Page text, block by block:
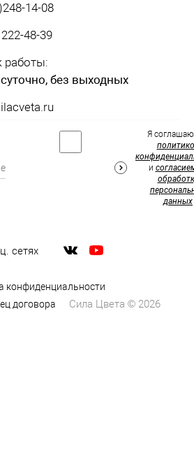
14-08
48-39
работы:
без выходных
сетях
Я
и
данных
конфиденциальности
договора
Сила Цвета © 2026